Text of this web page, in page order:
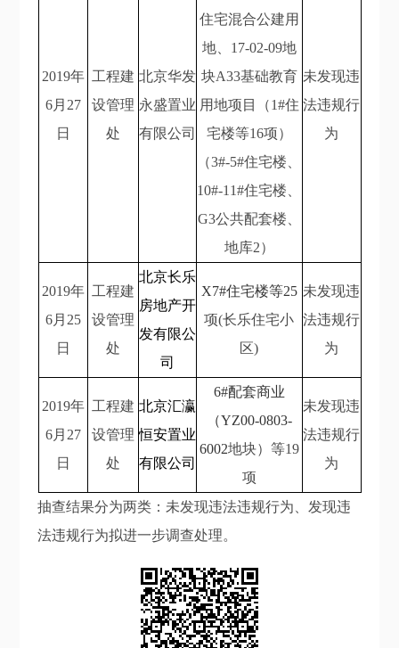
2019年
6月27
日
工程建
设管理
处
北京华发
永盛置业
有限公司
住宅混合公建用
地、17-02-09地
块A33基础教育
用地项目（1#住
宅楼等16项）
（3#-5#住宅楼、
10#-11#住宅楼、
G3公共配套楼、
地库2）
未发现违
法违规行
为
2019年
6月25
日
工程建
设管理
处
北京长乐
房地产开
发有限公
司
X7#住宅楼等25
项(长乐住宅小
区)
未发现违
法违规行
为
2019年
6月27
日
工程建
设管理
处
北京汇瀛
恒安置业
有限公司
6#配套商业
（YZ00-0803-
6002地块）等19
项
未发现违
法违规行
为
抽查结果分为两类：未发现违法违规行为、发现违
法违规行为拟进一步调查处理。